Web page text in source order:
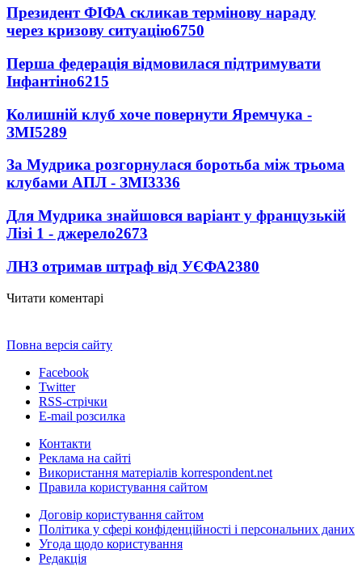
Президент ФІФА скликав термінову нараду
через кризову ситуацію6750
Перша федерація відмовилася підтримувати
Інфантіно6215
Колишній клуб хоче повернути Яремчука -
ЗМІ5289
За Мудрика розгорнулася боротьба між трьома
клубами АПЛ - ЗМІ3336
Для Мудрика знайшовся варіант у французькій
Лізі 1 - джерело2673
ЛНЗ отримав штраф від УЄФА2380
Читати коментарі
Повна версія сайту
Facebook
Twitter
RSS-стрічки
E-mail розсилка
Контакти
Реклама на сайті
Використання матеріалів korrespondent.net
Правила користування сайтом
Договір користування сайтом
Політика у сфері конфіденційності і персональних даних
Угода щодо користування
Редакція